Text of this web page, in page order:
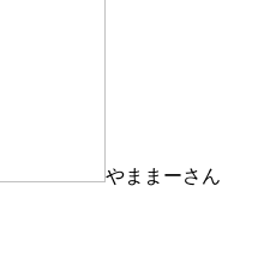
やままーさん